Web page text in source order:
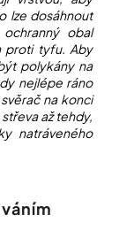
lze dosáhnout
obal
proti tyfu. Aby
polykány na
nejlépe ráno
na konci
až tehdy,
natráveného